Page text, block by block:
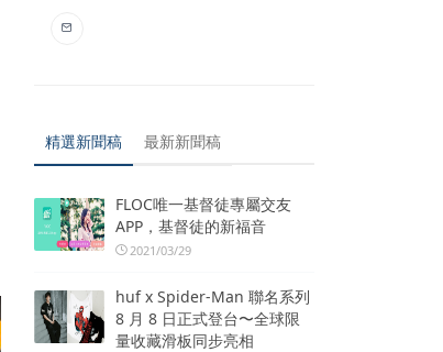
精選新聞稿 最新新聞稿
FLOC唯一基督徒專屬交友
APP，基督徒的新福音
2021/03/29
huf x Spider-Man 聯名系列
8 月 8 日正式登台〜全球限
量收藏滑板同步亮相